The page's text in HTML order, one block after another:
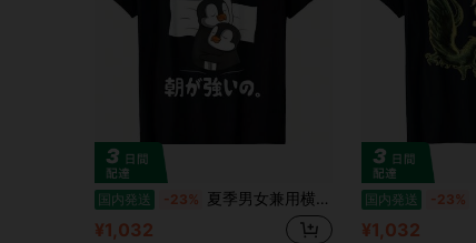
国内発送 -23% 夏季男女兼用横浜プリントゆったりTシャツ - クラシックブラックカジュアルスタイル
¥1,032
国内発送 -23%
¥1,032